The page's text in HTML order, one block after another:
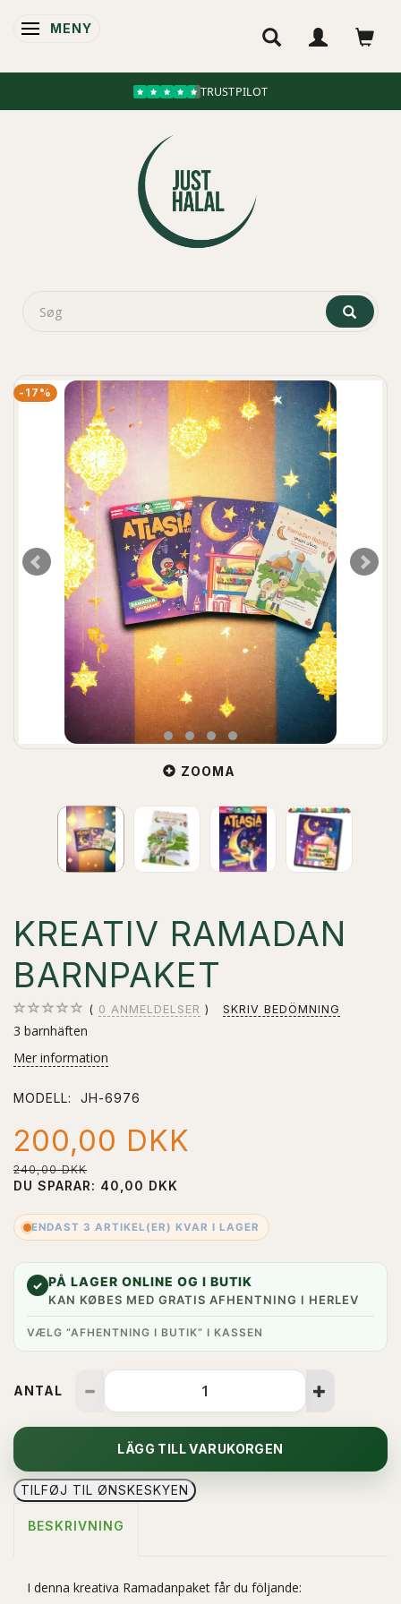
ÄNDRA NAVIGERING
MENY
TRUSTPILOT
-17%
ZOOMA
KREATIV RAMADAN
BARNPAKET
0 ANMELDELSER SKRIV BEDÖMNING
3 barnhäften
Mer information
MODELL: JH-6976
200,00 DKK
240,00 DKK
DU SPARAR: 40,00 DKK
ENDAST 3 ARTIKEL(ER) KVAR I LAGER
✓ PÅ LAGER ONLINE OG I BUTIK
KAN KØBES MED GRATIS AFHENTNING I HERLEV
VÆLG “AFHENTNING I BUTIK” I KASSEN
ANTAL
LÄGG TILL VARUKORGEN
TILFØJ TIL ØNSKESKYEN
BESKRIVNING
I denna kreativa Ramadanpaket får du följande: